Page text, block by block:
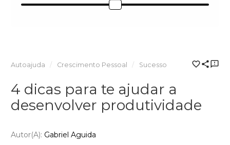
Autoajuda Crescimento Pessoal Sucesso
4 dicas para te ajudar a
desenvolver produtividade
Autor(a): Gabriel Aguida